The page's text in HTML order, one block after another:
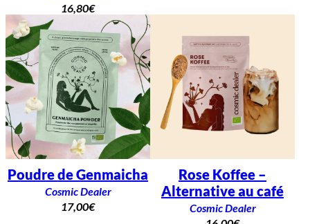
16,80€
Poudre de Genmaicha
Cosmic Dealer
17,00€
Rose Koffee –
Alternative au café
Cosmic Dealer